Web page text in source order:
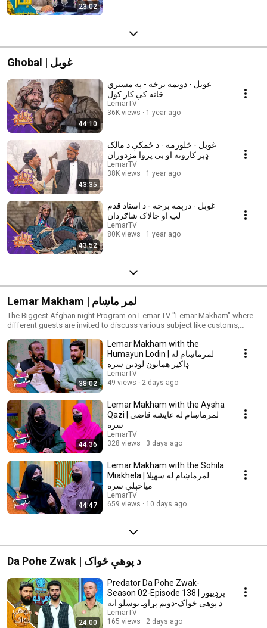
23:02
Ghobal | غوبل
44:10
غوبل - دویمه برخه - په مستري
خانه کې کار کول
LemarTV
36K views
1 year ago
43:35
غوبل - څلورمه - د ځمکې د مالک
ډېر کارونه او بې پروا مزدوران
LemarTV
38K views
1 year ago
43:52
غوبل - درېمه برخه - د استاد قدم
لټ او چالاک شاګردان
LemarTV
80K views
1 year ago
Lemar Makham | لمر ماښام
The Biggest Afghan night Program on Lemar TV "Lemar Makham" where
different guests are invited to discuss various subject like customs,
افغانستان تر ټولو لویه ماښامی خپرونه، لمر ماښام پدې خپرونه کې بېلابیل
مېلمانه لرو چې د دود، کلتور او رواجونو په اړه خبرې کوي همدارنګه پدې خپرونه
کې د روغتیا ټولنیز او تفریحي په اړه هم بحثونه لرو.
38:02
Lemar Makham with the
Humayun Lodin | لمرماښام له
ډاکټر همایون لودین سره
LemarTV
49 views
2 days ago
44:36
Lemar Makham with the Aysha
Qazi | لمرماښام له عایشه قاضي
سره
LemarTV
328 views
3 days ago
44:47
Lemar Makham with the Sohila
Miakhela | لمرماښام له سهیلا
میاخېلې سره
LemarTV
659 views
10 days ago
Da Pohe Zwak | د پوهې ځواک
24:00
Predator Da Pohe Zwak-
Season 02-Episode 138 | پرډیټور‌
د پوهې ځواک-دویم پړاوـ یوسلو اته
دېرشمه برخه
LemarTV
165 views
2 days ago